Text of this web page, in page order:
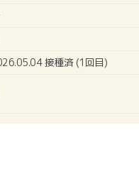
接種済 (1回目)